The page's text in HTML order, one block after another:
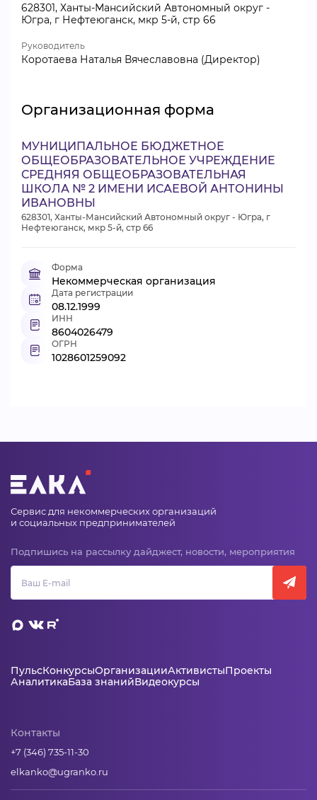
628301, Ханты-Мансийский Автономный округ -
Югра, г Нефтеюганск, мкр 5-й, стр 66
Руководитель
Коротаева Наталья Вячеславовна (Директор)
Организационная форма
МУНИЦИПАЛЬНОЕ БЮДЖЕТНОЕ
ОБЩЕОБРАЗОВАТЕЛЬНОЕ УЧРЕЖДЕНИЕ
СРЕДНЯЯ ОБЩЕОБРАЗОВАТЕЛЬНАЯ
ШКОЛА № 2 ИМЕНИ ИСАЕВОЙ АНТОНИНЫ
ИВАНОВНЫ
628301, Ханты-Мансийский Автономный округ - Югра, г
Нефтеюганск, мкр 5-й, стр 66
Форма
Некоммерческая организация
Дата регистрации
08.12.1999
ИНН
8604026479
ОГРН
1028601259092
Сервис для некоммерческих организаций
и социальных предпринимателей
Подпишись на рассылку дайджест, новости, мероприятия
ПульсКонкурсыОрганизацииАктивистыПроекты
АналитикаБаза знанийВидеокурсы
Контакты
+7 (346) 735-11-30
elkanko@ugranko.ru